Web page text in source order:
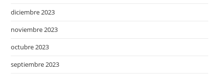
diciembre 2023
noviembre 2023
octubre 2023
septiembre 2023